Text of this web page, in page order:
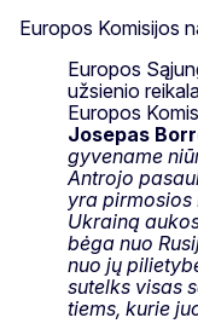
Europos Komisijos
Europos
užsienio
Europos
Josepas
gyvename
Antrojo
yra pirmosios
Ukrainą
bėga nuo
nuo jų
sutelks visas
tiems, kurie